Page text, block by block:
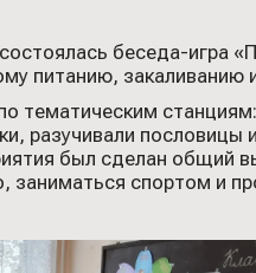
беседа-игра
питанию,
тематическим
разучивали
был сделан общий
заниматься спортом и